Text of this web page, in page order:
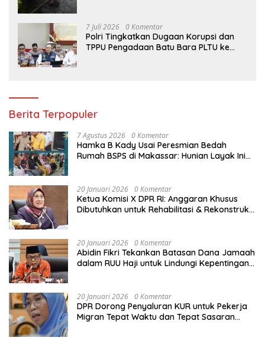
7 Juli 2026 0 Komentar
Polri Tingkatkan Dugaan Korupsi dan
TPPU Pengadaan Batu Bara PLTU ke
Berita Terpopuler
7 Agustus 2026 0 Komentar
Hamka B Kady Usai Peresmian Bedah
Rumah BSPS di Makassar: Hunian Layak Ini
20 Januari 2026 0 Komentar
Ketua Komisi X DPR RI: Anggaran Khusus
Dibutuhkan untuk Rehabilitasi & Rekonstruksi
20 Januari 2026 0 Komentar
Abidin Fikri Tekankan Batasan Dana Jamaah
dalam RUU Haji untuk Lindungi Kepentingan
20 Januari 2026 0 Komentar
DPR Dorong Penyaluran KUR untuk Pekerja
Migran Tepat Waktu dan Tepat Sasaran